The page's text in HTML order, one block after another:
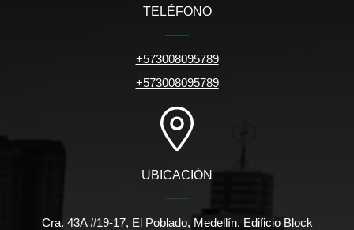
TELÉFONO
+573008095789
+573008095789
UBICACIÓN
Cra. 43A #19-17, El Poblado, Medellín. Edificio Block